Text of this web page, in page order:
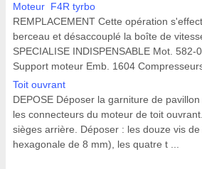
Moteur F4R tyrbo
REMPLACEMENT Cette opération
berceau et désaccouplé la boîte de
SPECIALISE INDISPENSABLE Mot.
Support moteur Emb. 1604
Toit ouvrant
DEPOSE Déposer la garniture de
les connecteurs du moteur de toit
sièges arrière. Déposer : les douze vis
hexagonale de 8 mm), les quatre t ...